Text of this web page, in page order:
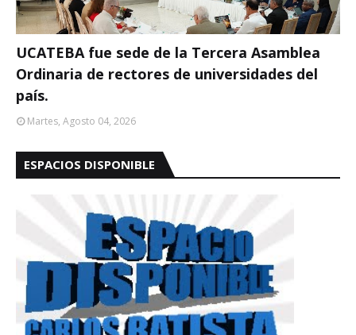
UCATEBA fue sede de la Tercera Asamblea
Ordinaria de rectores de universidades del
país.
Martes, Agosto 04, 2026
ESPACIOS DISPONIBLE